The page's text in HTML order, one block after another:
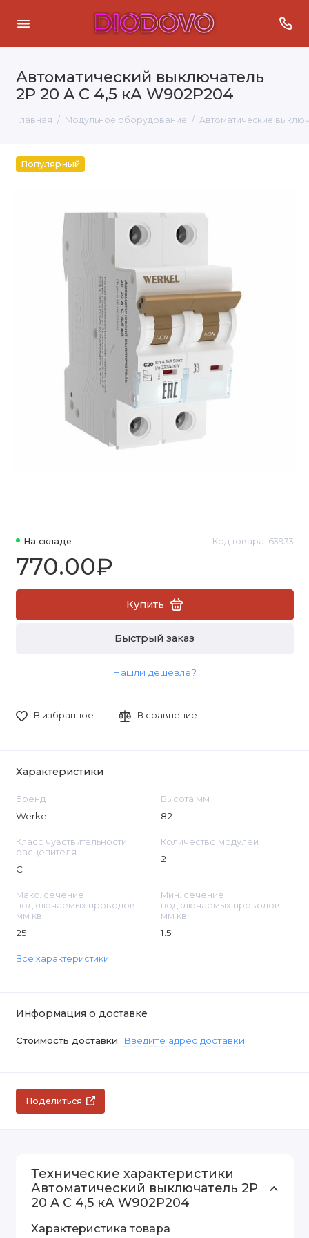
Автоматический выключатель
2P 20 A C 4,5 кА W902P204
Главная Модульное оборудование Автоматические
Популярный
На складе Код товара: 63933
770.00₽
Купить
Быстрый заказ
Нашли дешевле?
В избранное В сравнение
Характеристики
Бренд
Werkel
Высота мм
82
Класс чувствительности
расцепителя
С
Количество модулей
2
Макс. сечение
подключаемых проводов
мм кв.
25
Мин. сечение
подключаемых проводов
мм кв.
1.5
Все характеристики
Информация о доставке
Стоимость доставки Введите адрес доставки
Поделиться
Технические характеристики
Автоматический выключатель 2P
20 A C 4,5 кА W902P204
Характеристика товара